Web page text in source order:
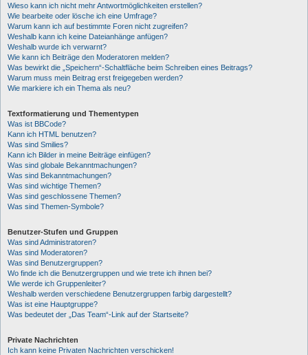
Wieso kann ich nicht mehr Antwortmöglichkeiten erstellen?
Wie bearbeite oder lösche ich eine Umfrage?
Warum kann ich auf bestimmte Foren nicht zugreifen?
Weshalb kann ich keine Dateianhänge anfügen?
Weshalb wurde ich verwarnt?
Wie kann ich Beiträge den Moderatoren melden?
Was bewirkt die „Speichern“-Schaltfläche beim Schreiben eines Beitrags?
Warum muss mein Beitrag erst freigegeben werden?
Wie markiere ich ein Thema als neu?
Textformatierung und Thementypen
Was ist BBCode?
Kann ich HTML benutzen?
Was sind Smilies?
Kann ich Bilder in meine Beiträge einfügen?
Was sind globale Bekanntmachungen?
Was sind Bekanntmachungen?
Was sind wichtige Themen?
Was sind geschlossene Themen?
Was sind Themen-Symbole?
Benutzer-Stufen und Gruppen
Was sind Administratoren?
Was sind Moderatoren?
Was sind Benutzergruppen?
Wo finde ich die Benutzergruppen und wie trete ich ihnen bei?
Wie werde ich Gruppenleiter?
Weshalb werden verschiedene Benutzergruppen farbig dargestellt?
Was ist eine Hauptgruppe?
Was bedeutet der „Das Team“-Link auf der Startseite?
Private Nachrichten
Ich kann keine Privaten Nachrichten verschicken!